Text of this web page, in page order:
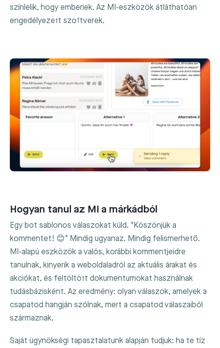
színlelik, hogy emberiek. Az MI-eszközök átláthatóan
engedélyezett szoftverek.
Hogyan tanul az MI a márkádból
Egy bot sablonos válaszokat küld. "Köszönjük a
kommentet! 😊" Mindig ugyanaz. Mindig felismerhető.
MI-alapú eszközök a valós, korábbi kommentjeidre
tanulnak, kinyerik a weboldaladról az aktuális árakat és
akciókat, és feltöltött dokumentumokat használnak
tudásbázisként. Az eredmény: olyan válaszok, amelyek a
csapatod hangján szólnak, mert a csapatod válaszaiból
származnak.
Saját ügynökségi tapasztalatunk alapján tudjuk: ha te tíz